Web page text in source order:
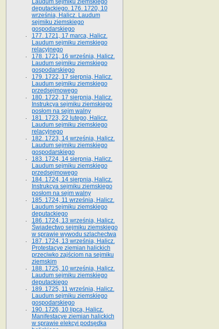
Laudum sejmiku ziemskiego
deputackiego. 176. 1720, 10
września, Halicz. Laudum
sejmiku ziemskiego
gospodarskiego
177. 1721, 17 marca, Halicz.
Laudum sejmiku ziemskiego
relacyjnego
178. 1721, 16 września, Halicz.
Laudum sejmiku ziemskiego
gospodarskiego
179. 1722, 17 sierpnia, Halicz.
Laudum sejmiku ziemskiego
przedsejmowego
180. 1722, 17 sierpnia, Halicz.
Instrukcya sejmiku ziemskiego
posłom na sejm walny
181. 1723, 22 lutego, Halicz.
Laudum sejmiku ziemskiego
relacyjnego
182. 1723, 14 września, Halicz.
Laudum sejmiku ziemskiego
gospodarskiego
183. 1724, 14 sierpnia, Halicz.
Laudum sejmiku ziemskiego
przedsejmowego
184. 1724, 14 sierpnia, Halicz.
Instrukcya sejmiku ziemskiego
posłom na sejm walny
185. 1724, 11 września, Halicz.
Laudum sejmiku ziemskiego
deputackiego
186. 1724, 13 września, Halicz.
Świadectwo sejmiku ziemskiego
w sprawie wywodu szlachectwa
187. 1724, 13 września, Halicz.
Protestacye ziemian halickich
przeciwko zajściom na sejmiku
ziemskim
188. 1725, 10 września, Halicz.
Laudum sejmiku ziemskiego
deputackiego
189. 1725, 11 września, Halicz.
Laudum sejmiku ziemskiego
gospodarskiego
190. 1726, 10 lipca, Halicz.
Manifestacye ziemian halickich
w sprawie elekcyi podsędka